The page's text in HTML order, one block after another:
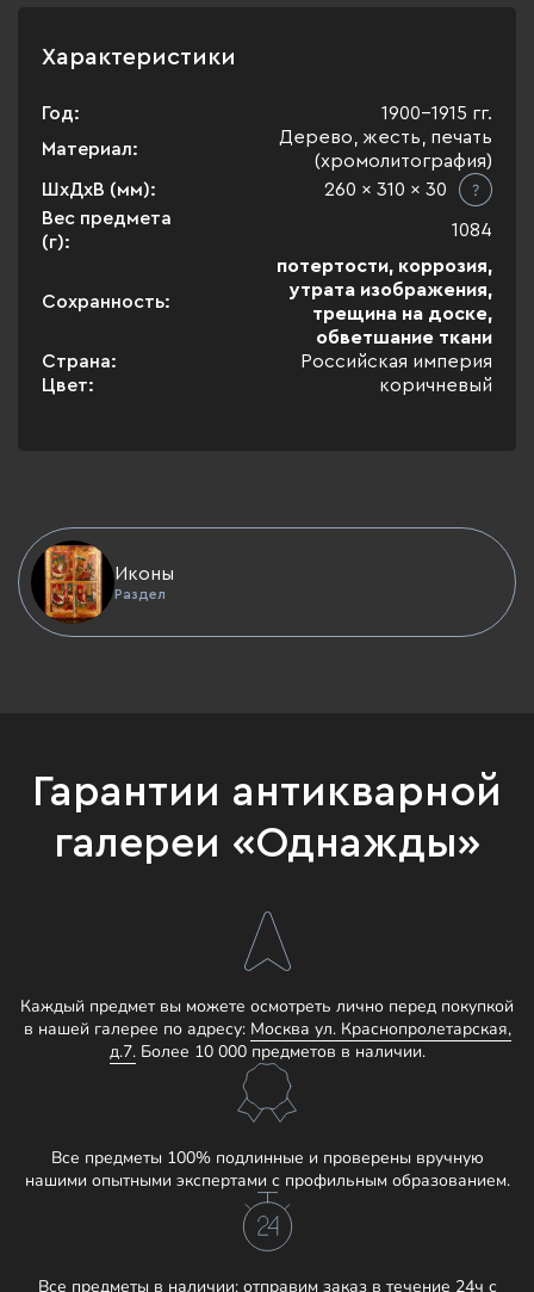
Характеристики
Год:
1900-1915 гг.
Материал:
Дерево, жесть, печать
(хромолитография)
ШхДхВ (мм):
260 x 310 x 30
Вес предмета
(г):
1084
Сохранность:
потертости, коррозия,
утрата изображения,
трещина на доске,
обветшание ткани
Страна:
Российская империя
Цвет:
коричневый
Иконы
Раздел
Гарантии антикварной
галереи «Однажды»
Каждый предмет вы можете осмотреть лично перед покупкой
в нашей галерее по адресу: Москва ул. Краснопролетарская,
д.7.Более 10 000 предметов в наличии.
Все предметы 100% подлинные и проверены вручную
нашими опытными экспертами с профильным образованием.
Все предметы в наличии: отправим заказ в течение 24ч с